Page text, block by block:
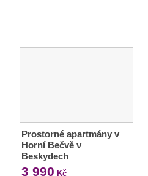
Prostorné apartmány v
Horní Bečvě v
Beskydech
3 990 Kč